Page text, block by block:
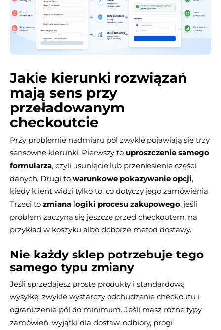
Jakie kierunki rozwiązań
mają sens przy
przeładowanym
checkoutcie
Przy problemie nadmiaru pól zwykle pojawiają się trzy
sensowne kierunki. Pierwszy to uproszczenie samego
formularza, czyli usunięcie lub przeniesienie części
danych. Drugi to warunkowe pokazywanie opcji,
kiedy klient widzi tylko to, co dotyczy jego zamówienia.
Trzeci to zmiana logiki procesu zakupowego, jeśli
problem zaczyna się jeszcze przed checkoutem, na
przykład w koszyku albo doborze metod dostawy.
Nie każdy sklep potrzebuje tego
samego typu zmiany
Jeśli sprzedajesz proste produkty i standardową
wysyłkę, zwykle wystarczy odchudzenie checkoutu i
ograniczenie pól do minimum. Jeśli masz różne typy
zamówień, wyjątki dla dostaw, odbiory, progi